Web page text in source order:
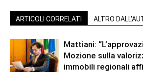
ARTICOLI CORRELATI ALTRO
Mattiani:
Mozione sulla
immobili regionali